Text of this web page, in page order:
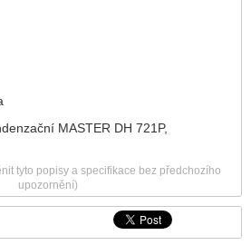
MASTER DH 721P,
tyto popisy a specifikace bez předchozího
upozornění)